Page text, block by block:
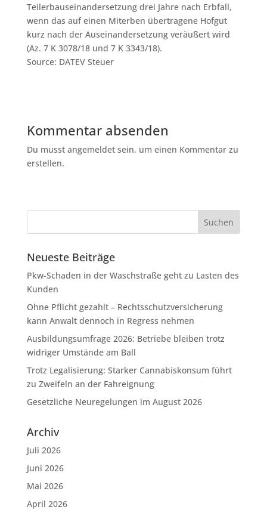
Teilerbauseinandersetzung drei Jahre nach Erbfall,
wenn das auf einen Miterben übertragene Hofgut
kurz nach der Auseinandersetzung veräußert wird
(Az. 7 K 3078/18 und 7 K 3343/18).
Source: DATEV Steuer
Kommentar absenden
Du musst angemeldet sein, um einen Kommentar zu
erstellen.
Neueste Beiträge
Pkw-Schaden in der Waschstraße geht zu Lasten des
Kunden
Ohne Pflicht gezahlt – Rechtsschutzversicherung
kann Anwalt dennoch in Regress nehmen
Ausbildungsumfrage 2026: Betriebe bleiben trotz
widriger Umstände am Ball
Trotz Legalisierung: Starker Cannabiskonsum führt
zu Zweifeln an der Fahreignung
Gesetzliche Neuregelungen im August 2026
Archiv
Juli 2026
Juni 2026
Mai 2026
April 2026